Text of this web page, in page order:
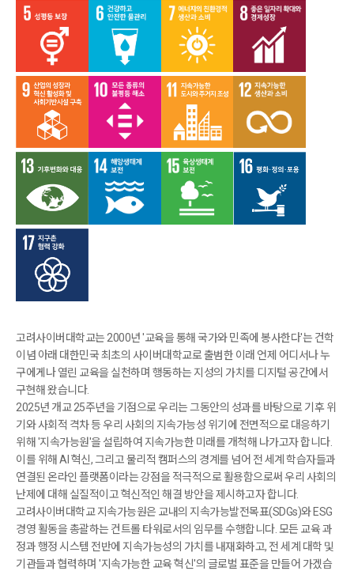
고려사이버대학교는 2000년 '교육을 통해 국가와 민족에 봉사한다'는 건학
이념 아래 대한민국 최초의 사이버대학교로 출범한 이래 언제 어디서나 누
구에게나 열린 교육을 실천하며 행동하는 지성의 가치를 디지털 공간에서
구현해 왔습니다.
2025년 개교 25주년을 기점으로 우리는 그동안의 성과를 바탕으로 기후 위
기와 사회적 격차 등 우리 사회의 지속가능성 위기에 전면적으로 대응하기
위해 '지속가능원'을 설립하여 지속가능한 미래를 개척해 나가고자 합니다.
이를 위해 AI 혁신, 그리고 물리적 캠퍼스의 경계를 넘어 전 세계 학습자들과
연결된 온라인 플랫폼이라는 강점을 적극적으로 활용함으로써 우리 사회의
난제에 대해 실질적이고 혁신적인 해결 방안을 제시하고자 합니다.
고려사이버대학교 지속가능원은 교내의 지속가능발전목표(SDGs)와 ESG
경영 활동을 총괄하는 컨트롤 타워로서의 임무를 수행합니다. 모든 교육 과
정과 행정 시스템 전반에 지속가능성의 가치를 내재화하고, 전 세계 대학 및
기관들과 협력하며 '지속가능한 교육 혁신'의 글로벌 표준을 만들어 가겠습